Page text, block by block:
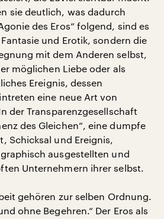
sie deutlich, was dadurch
des Eros“ folgend, sind es
und Erotik, sondern die
mit dem Anderen selbst,
möglichen Liebe oder als
Ereignis, dessen
eine neue Art von
der Transparenzgesellschaft
des Gleichen“, eine dumpfe
Schicksal und Ereignis,
ausgestellten und
Unternehmern ihrer selbst.
gehören zur selben Ordnung.
ohne Begehren.“ Der Eros als